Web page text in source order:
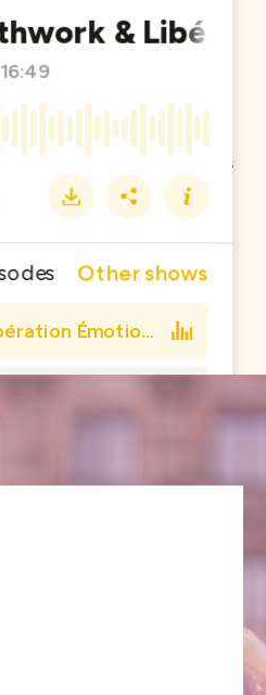
toutes les plateformes